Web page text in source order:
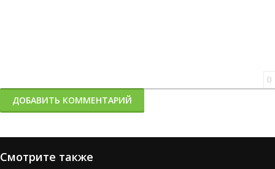
0
ДОБАВИТЬ КОММЕНТАРИЙ
Смотрите также